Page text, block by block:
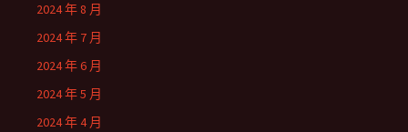
2024 年 8 月
2024 年 7 月
2024 年 6 月
2024 年 5 月
2024 年 4 月